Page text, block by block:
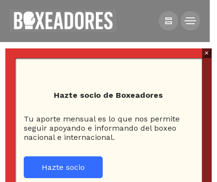
HOME
NOTICIAS
CHARLES MARTIN VS ANTHONY JOSHUA, POR EL
TÍTULO FIB PESADO EL PRÓXIMO 9 DE ABRIL
Hazte socio de Boxeadores
Tu aporte mensual es lo que nos permite
seguir apoyando e informando del boxeo
nacional e internacional.
Hazte socio
×